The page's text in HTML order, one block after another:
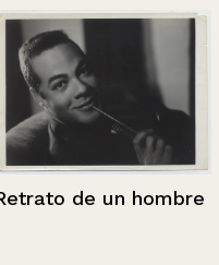
de un hombre